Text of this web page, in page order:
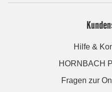
Hilfe &
HORNBACH
Fragen zur